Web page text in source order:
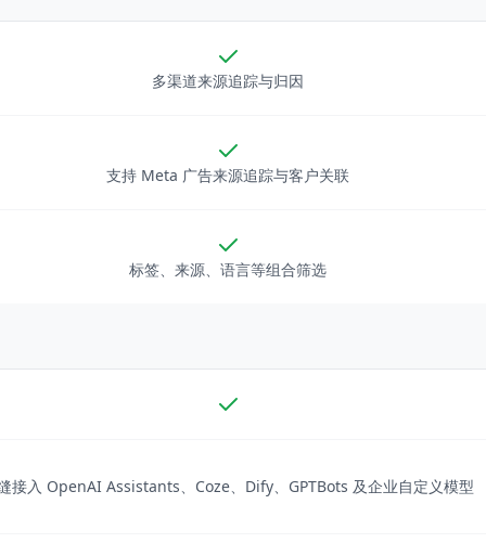
多渠道来源追踪与归因
支持 Meta 广告来源追踪与客户关联
标签、来源、语言等组合筛选
接入 OpenAI Assistants、Coze、Dify、GPTBots 及企业自定义模型